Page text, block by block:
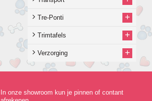
Tre-Ponti +
Trimtafels +
Verzorging +
In onze showroom kun je pinnen of contant